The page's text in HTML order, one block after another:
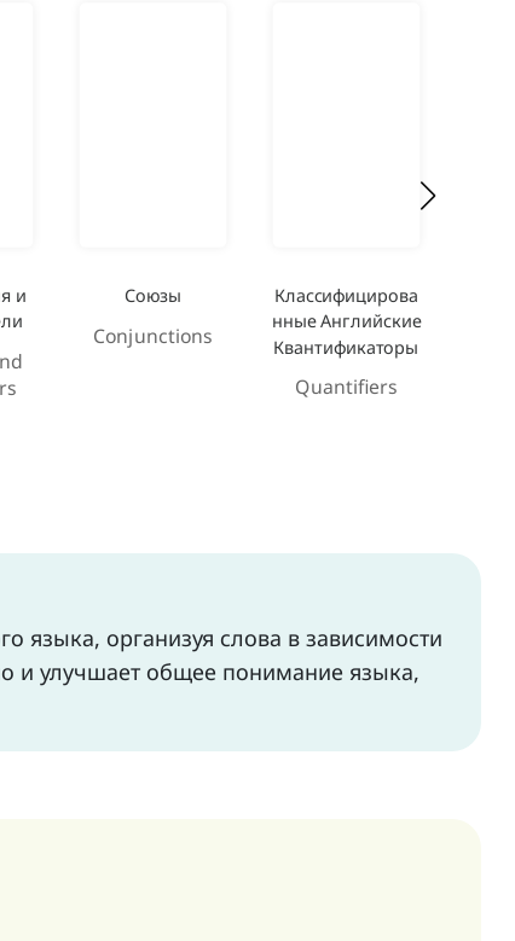
и
Союзы
Conjunctions
Классифицирова
нные Английские
Квантификаторы
Quantifiers
языка, организуя слова в зависимости
и улучшает общее понимание языка,